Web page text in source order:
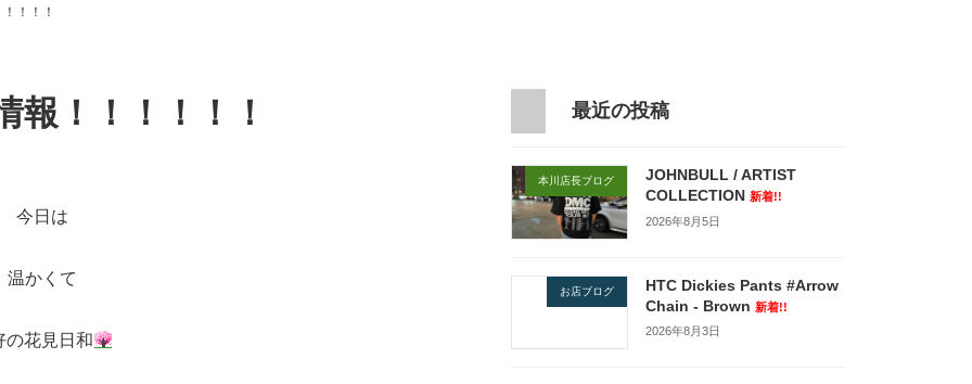
！！！
報！！！！！！
今日は
温かくて
の花見日和
最近の投稿
本川店長ブログ
JOHNBULL / ARTIST
COLLECTION 新着!!
2026年8月5日
お店ブログ
HTC Dickies Pants #Arrow
Chain - Brown 新着!!
2026年8月3日